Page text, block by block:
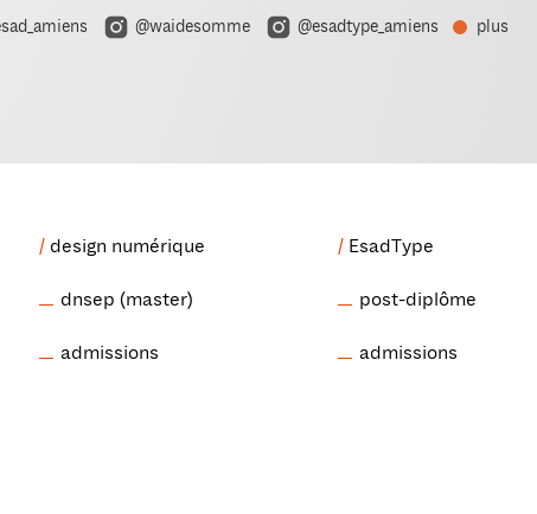
@waidesomme @esadtype_amiens plus
design numérique
dnsep (master)
admissions
EsadType
post-diplôme
admissions